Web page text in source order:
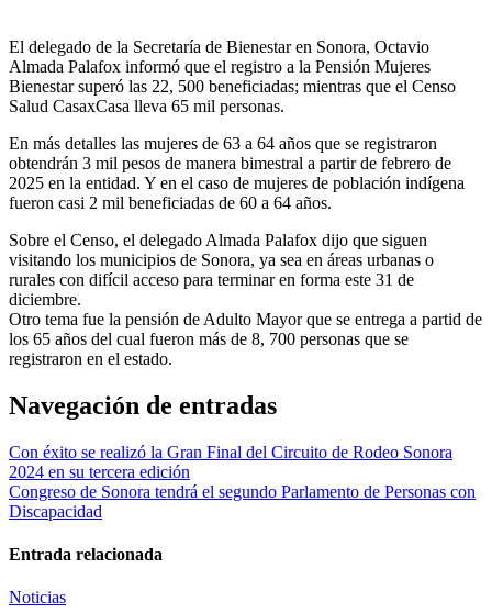
El delegado de la Secretaría de Bienestar en Sonora, Octavio
Almada Palafox informó que el registro a la Pensión Mujeres
Bienestar superó las 22, 500 beneficiadas; mientras que el Censo
Salud CasaxCasa lleva 65 mil personas.
En más detalles las mujeres de 63 a 64 años que se registraron
obtendrán 3 mil pesos de manera bimestral a partir de febrero de
2025 en la entidad. Y en el caso de mujeres de población indígena
fueron casi 2 mil beneficiadas de 60 a 64 años.
Sobre el Censo, el delegado Almada Palafox dijo que siguen
visitando los municipios de Sonora, ya sea en áreas urbanas o
rurales con difícil acceso para terminar en forma este 31 de
diciembre.
Otro tema fue la pensión de Adulto Mayor que se entrega a partid de
los 65 años del cual fueron más de 8, 700 personas que se
registraron en el estado.
Navegación de entradas
Con éxito se realizó la Gran Final del Circuito de Rodeo Sonora
2024 en su tercera edición
Congreso de Sonora tendrá el segundo Parlamento de Personas con
Discapacidad
Entrada relacionada
Noticias